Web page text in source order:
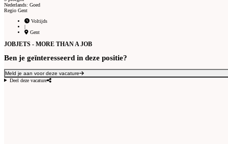
Nederlands: Goed
Regio Gent
Voltijds
|
Gent
JOBJETS - MORE THAN A JOB
Ben je geïnteresseerd in deze positie?
Meld je aan voor deze vacature
Deel deze vacature